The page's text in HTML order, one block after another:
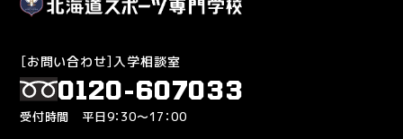
［お問い合わせ］入学相談室
0120-607033
受付時間 平日9：30～17：00